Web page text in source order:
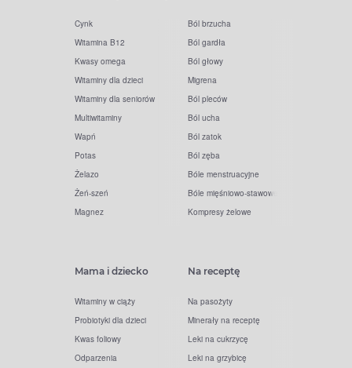
Cynk
Witamina B12
Kwasy omega
Witaminy dla dzieci
Witaminy dla seniorów
Multiwitaminy
Wapń
Potas
Żelazo
Żeń-szeń
Magnez
Ból brzucha
Ból gardła
Ból głowy
Migrena
Ból pleców
Ból ucha
Ból zatok
Ból zęba
Bóle menstruacyjne
Bóle mięśniowo-stawowe
Kompresy żelowe
Mama i dziecko
Witaminy w ciąży
Probiotyki dla dzieci
Kwas foliowy
Odparzenia
Na receptę
Na pasożyty
Minerały na receptę
Leki na cukrzycę
Leki na grzybicę